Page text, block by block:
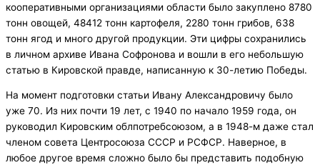
кооперативными организациями области было закуплено 8780
тонн овощей, 48412 тонн картофеля, 2280 тонн грибов, 638
тонн ягод и много другой продукции. Эти цифры сохранились
в личном архиве Ивана Софронова и вошли в его небольшую
статью в Кировской правде, написанную к 30-летию Победы.
На момент подготовки статьи Ивану Александровичу было
уже 70. Из них почти 19 лет, с 1940 по начало 1959 года, он
руководил Кировским облпотребсоюзом, а в 1948-м даже стал
членом совета Центросоюза СССР и РСФСР. Наверное, в
любое другое время сложно было бы представить подобную